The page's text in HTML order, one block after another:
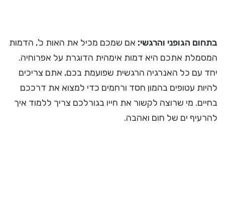
בתחום הגופני והרגשי: אם שמכם מכיל את האות כ', הדמות
המסמלת אתכם היא דמות אימהית הדוגרת על אפרוחיה.
יחד עם כל האנרגיה הרגשית שפועמת בכם, אתם צריכים
להיות עטופים בהמון חסד ורחמים כדי למצוא את דרככם
בחיים. מי שרוצה לקשור את חייו בגורלכם צריך ללמוד איך
להרעיף ים של חום ואהבה.